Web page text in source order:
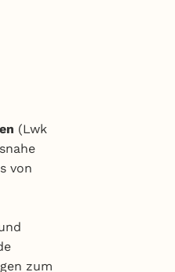
(Lwk
von
zum